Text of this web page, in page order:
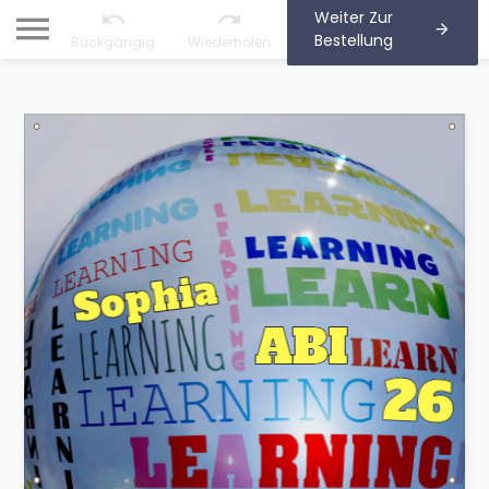
Rückgängig Wiederholen
Weiter Zur
Bestellung